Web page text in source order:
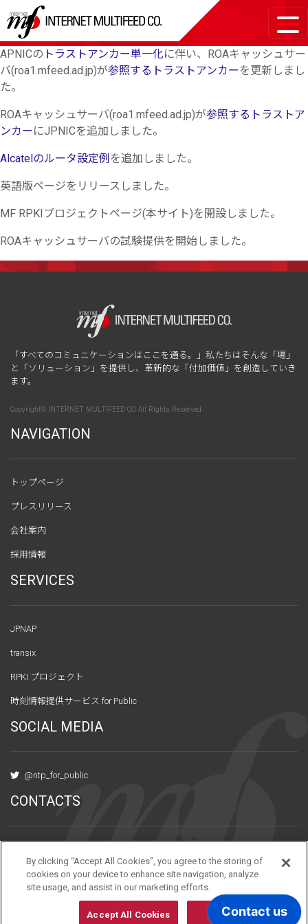
APNICの トラストアンカー単一化に伴い、ROAキャッシュサー
バ(roa1.mfeed.ad.jp)が参照するトラストアンカー を更新しまし
た。
ROAキャッシュサーバ(roa1.mfeed.ad.jp)が参照するトラストア
ンカー にJPNICを追加しました。
Alcatelのルータ設定例 を追加しました。
英語版ページをリリースしました。
MF RPKIプロジェクトページ(本サイト)を開設しました。
ROAキャッシュサーバの試験提供を開始しました。
「すべてのコミュニケーションはここを通る。」私たちはそんな「場」
と「ソリューション」を提供し、革新的な「付加価値」を創造していき
ます。
Copyright© INTERNET MULTIFEED CO. All Rights Reserved.
NAVIGATION
トップページ
プレスリリース
会社案内
採用情報
SERVICES
JPNAP
transix
RPKI プロジェクト
時刻情報提供サービス for Public
SOCIAL MEDIA
@ntp_for_public
CONTACTS
アーバンネット神田ビル10階
Contact us
By clicking “Accept All Cookies”, you agree to the storing of
cookies on your device to enhance site navigation, analyze
site usage, and assist in our marketing efforts.
Reject All
Accept All Cookies